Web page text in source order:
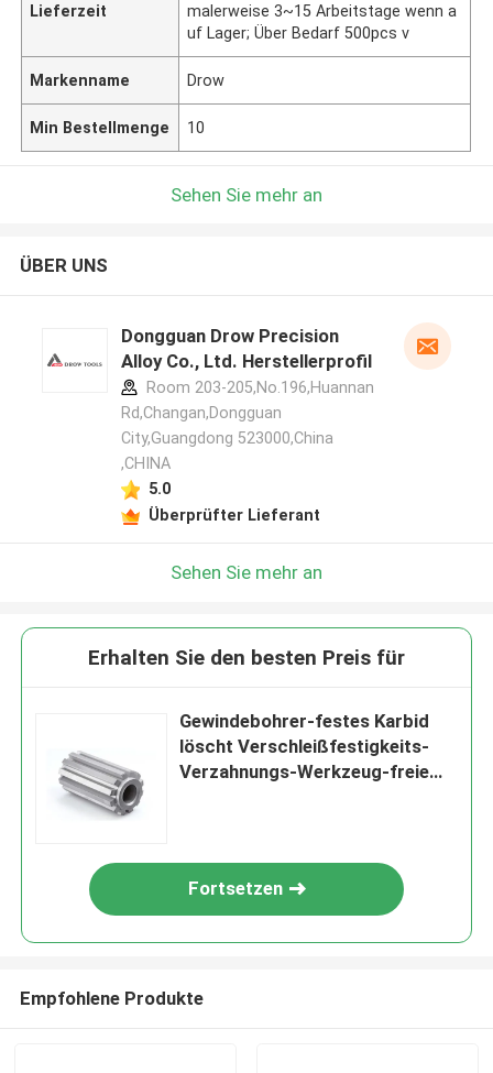
Lieferzeit
malerweise 3~15 Arbeitstage wenn a
uf Lager; Über Bedarf 500pcs v
Markenname Drow
Min Bestellmenge 10
Sehen Sie mehr an
ÜBER UNS
Dongguan Drow Precision
Alloy Co., Ltd. Herstellerprofil
Room 203-205,No.196,Huannan
Rd,Changan,Dongguan
City,Guangdong 523000,China
,CHINA
5.0
Überprüfter Lieferant
Sehen Sie mehr an
Erhalten Sie den besten Preis für
Gewindebohrer-festes Karbid
löscht Verschleißfestigkeits-
Verzahnungs-Werkzeug-freie
Fortsetzen
Empfohlene Produkte